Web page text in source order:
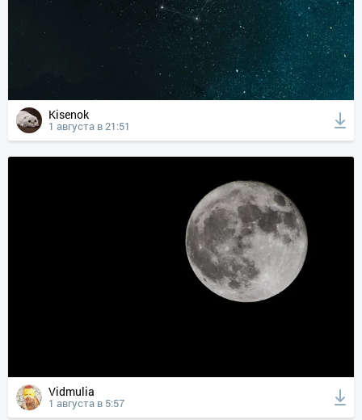
Kisenok
1 августа в 21:51
Vidmulia
1 августа в 5:57